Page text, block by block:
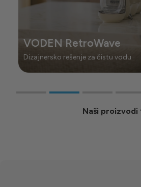
VODEN RetroWave
Dizajnersko rešenje za čistu vodu
Naši proizvodi